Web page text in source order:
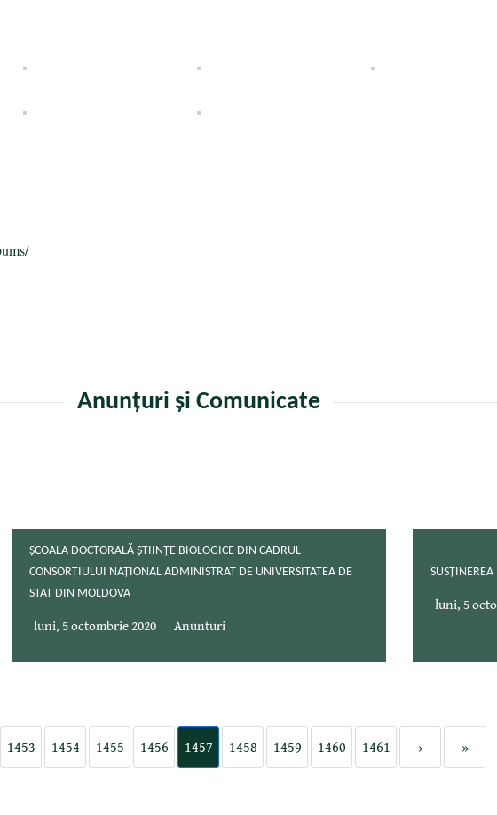
Anunțuri și Comunicate
ȘCOALA DOCTORALĂ ȘTIINȚE BIOLOGICE DIN CADRUL
CONSORȚIULUI NAȚIONAL ADMINISTRAT DE UNIVERSITATEA DE
STAT DIN MOLDOVA
luni, 5 octombrie 2020 Anunturi
luni, 5
1453 1454 1455 1456 1457 1458 1459 1460 1461 › »